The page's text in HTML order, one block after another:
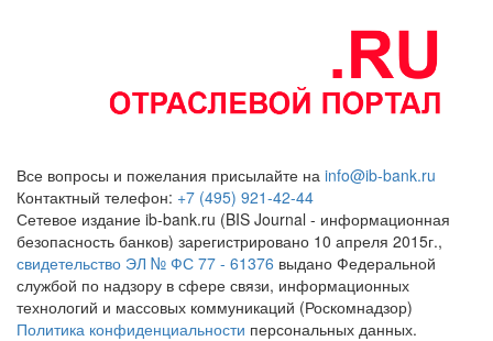
Все вопросы и пожелания присылайте на info@ib-bank.ru
Контактный телефон: +7 (495) 921-42-44
Сетевое издание ib-bank.ru (BIS Journal - информационная
безопасность банков) зарегистрировано 10 апреля 2015г.,
свидетельство ЭЛ № ФС 77 - 61376 выдано Федеральной
службой по надзору в сфере связи, информационных
технологий и массовых коммуникаций (Роскомнадзор)
Политика конфиденциальности персональных данных.